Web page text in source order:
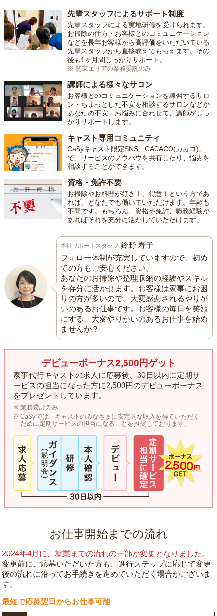
先輩スタッフによるサポート制度
先輩スタッフによる実地研修を受けられます。
お掃除の仕方・お客様とのコミュニケーション
などを長年お客様から高評価をいただいている
先輩スタッフから直接教えてもらえます。その
後も1ヶ月間しっかりサポート。
※ 関東エリアの業務委託のみ
講師による様々なサロン
お客様とのコミュニケーションを練習するサロ
ン・ちょっとした不安を相談するサロンなどが
あなたの不安・お悩みに合わせて、講師がしっ
かりサポートします。
キャスト専用コミュニティ
CaSyキャスト限定SNS「CACACO(カカコ)」
で、サービスのノウハウを共有したり、悩みを
相談することができます。
資格・免許不要
お掃除やお料理が好き！、得意！という方であ
れば、どなたでも働いていただけます。年齢も
不問です。もちろん、資格や免許、職務経験が
あればそれを充分に活かしていただけます。
本社サポートスタッフ 鈴野 寿子
フォロー体制が充実していますので、初め
ての方もご安心ください。
あなたのお掃除や整理収納の経験やスキル
を存分に活かせます。お客様は家事にお困
りの方が多いので、大変感謝されるやりが
いのあるお仕事です。お客様の毎日を笑顔
にする、大変やりがいのあるお仕事を始め
ませんか？
デビューボーナス2,500円ゲット
家事代行キャストの求人に応募後、30日以内に定期サ
ービスの担当になった方に2,500円のデビューボーナス
をプレゼント しています。
業務委託のみ
CaSyでは、キャストのみなさまに安定的な収入を得ていただく
ために定期サービスの担当になることを推奨しております。
お仕事開始までの流れ
2024年4月に、就業までの流れの一部が変更となりました。
変更前にご応募いただいた方も、進行ステップに応じて変更
後の流れに沿ってお手続きを進めていただく場合がございま
す。
最短で応募翌日からお仕事可能